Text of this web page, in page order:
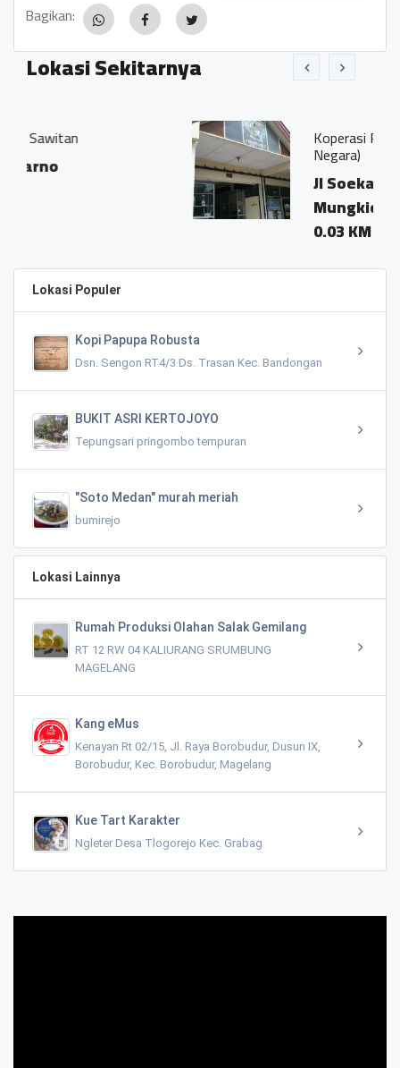
Bagikan:
Lokasi Sekitarnya
Koperasi Pegawai Negeri (KPN
Negara)
Jl Soekarno Hatta Kota
Mungkid
Lokasi Populer
Kopi Papupa Robusta
Dsn. Sengon RT4/3 Ds. Trasan Kec. Bandongan
BUKIT ASRI KERTOJOYO
Tepungsari pringombo tempuran
"Soto Medan" murah meriah
bumirejo
Lokasi Lainnya
Rumah Produksi Olahan Salak Gemilang
RT 12 RW 04 KALIURANG SRUMBUNG
MAGELANG
Kang eMus
Kenayan Rt 02/15, Jl. Raya Borobudur, Dusun IX,
Borobudur, Kec. Borobudur, Magelang
Kue Tart Karakter
Ngleter Desa Tlogorejo Kec. Grabag